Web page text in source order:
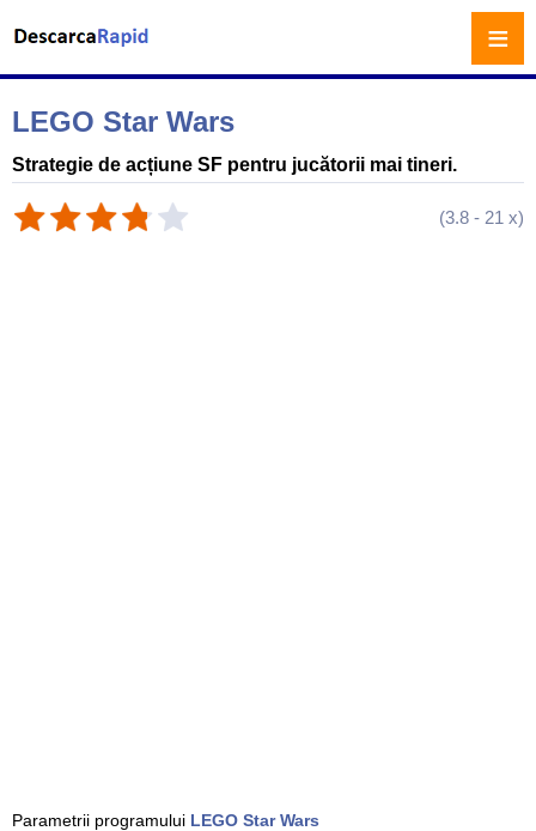
LEGO Star Wars
Strategie de acțiune SF pentru jucătorii mai tineri.
(3.8 - 21 x)
Parametrii programului LEGO Star Wars
≡